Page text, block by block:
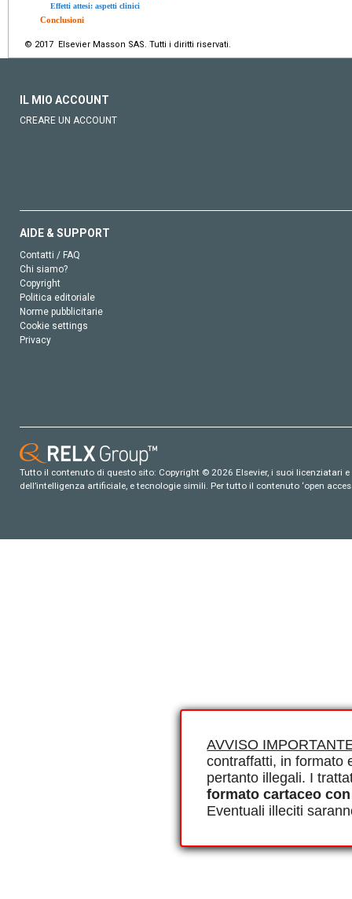
AVVISO
contraffatti, in formato
pertanto illegali. I
formato cartaceo
Eventuali illeciti
Effetti attesi: aspetti clinici
Conclusioni
© 2017 Elsevier Masson SAS. Tutti i diritti riservati.
IL MIO ACCOUNT
CREARE UN ACCOUNT
AIDE & SUPPORT
Contatti / FAQ
Chi siamo?
Copyright
Politica editoriale
Norme pubblicitarie
Cookie settings
Privacy
Tutto il contenuto di questo sito: Copyright © 2026 Elsevier, i suoi
dell’intelligenza artificiale, e tecnologie simili. Per tutto il contenuto ‘open